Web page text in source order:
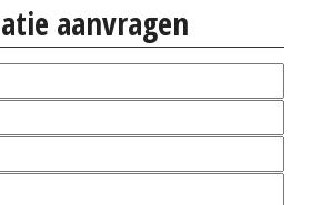
aanvragen